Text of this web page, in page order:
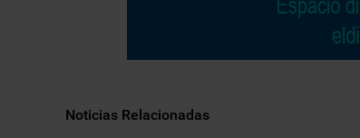
Noticias Relacionadas